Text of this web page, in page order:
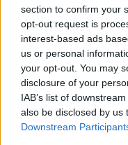
section to confirm your
opt-out request is
interest-based ads
us or personal
your opt-out. You may
disclosure of your
IAB’s list of
also be disclosed by us
Downstream
Dal panificio
Le parole di
Il ricordo di
Comunale
La